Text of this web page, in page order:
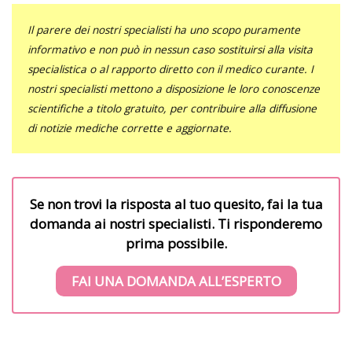
Il parere dei nostri specialisti ha uno scopo puramente
informativo e non può in nessun caso sostituirsi alla visita
specialistica o al rapporto diretto con il medico curante. I
nostri specialisti mettono a disposizione le loro conoscenze
scientifiche a titolo gratuito, per contribuire alla diffusione
di notizie mediche corrette e aggiornate.
Se non trovi la risposta al tuo quesito, fai la tua
domanda ai nostri specialisti. Ti risponderemo
prima possibile.
FAI UNA DOMANDA ALL’ESPERTO